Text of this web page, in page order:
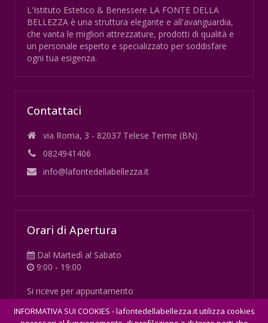
L'Istituto Estetico & Benessere LA FONTE DELLA
BELLEZZA è una struttura elegante e all'avanguardia,
che vanta le migliori attrezzature, prodotti di qualità e
un personale esperto e specializzato per soddisfare
ogni tua esigenza.
Contattaci
via Roma, 3 - 82037 Telese Terme (BN)
0824941406
info@lafontedellabellezza.it
Orari di Apertura
Dal Martedì al Sabato
9:00 - 19:00
Si riceve per appuntamento
INFORMATIVA SUI COOKIES - lafontedellabellezza.it utilizza cookies